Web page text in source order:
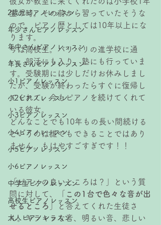
2歳児ピアノレッスン
年少さんピアノレッスン
年中さんピアノレッスン
年長さんピアノレッスン
小1ピアノレッスン
小2ピアノレッスン
小3ピアノレッスン
小4ピアノレッスン
小5ピアノレッスン
小6ピアノレッスン
中学生ピアノレッスン
高校生ピアノレッスン
大人ピアノレッスン
生の時。その前から習っていたそうな
ので、ピアノ歴としては10年以上にな
ります。
今は高校生。バリバリの進学校に通
い、部活にも入り、塾にも行っていま
す。受験期には少しだけお休みしまし
たが、受験が終わったらすぐに復帰し
てくれて、今もピアノを続けてくれて
いる彼女。
どんなことでも10年もの長い間続ける
というのは誰でもできることではあり
ません。もはやすごすぎです！！
「ピアノの良いところは？」という質
問に対して、「
この1台で色々な音が出
せるところ
」と答えてくれた生徒さ
ん。キラキラな音、明るい音、悲しい